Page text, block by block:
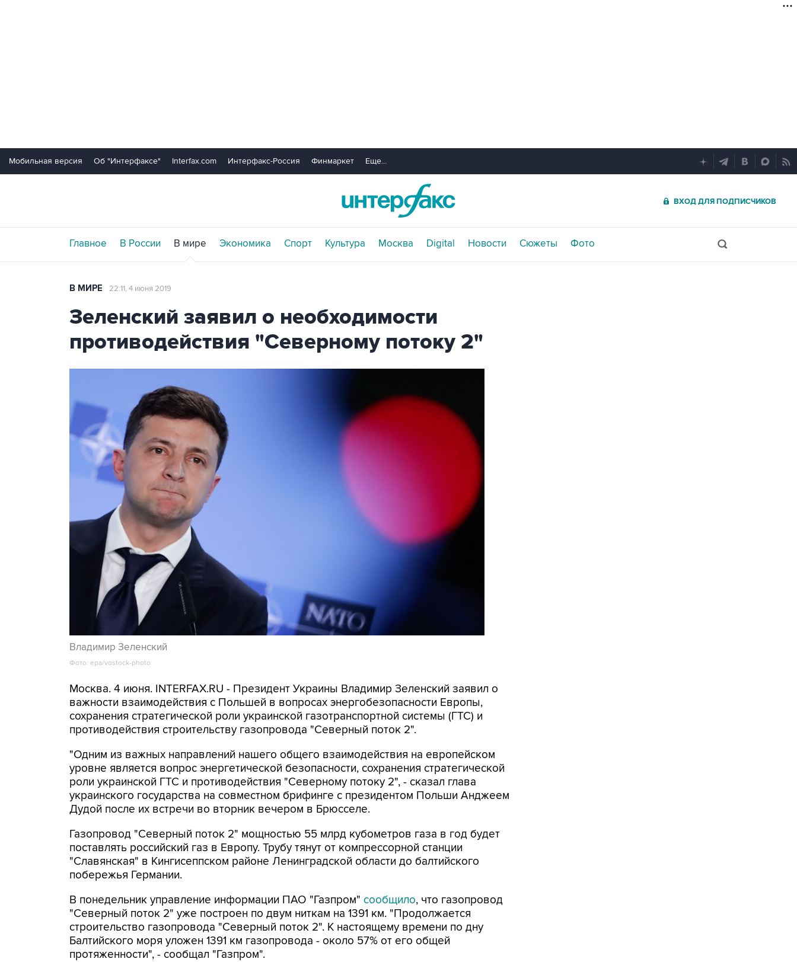
Мобильная версия Об "Интерфаксе" Interfax.com Интерфакс-Россия Финмаркет Еще...
ВХОД ДЛЯ ПОДПИСЧИКОВ
Главное В России В мире Экономика Спорт Культура Москва Digital Новости Сюжеты Фото
В МИРЕ 22:11, 4 июня 2019
Зеленский заявил о необходимости
противодействия "Северному потоку 2"
Владимир Зеленский
Фото: epa/vostock-photo
Москва. 4 июня. INTERFAX.RU - Президент Украины Владимир Зеленский заявил о
важности взаимодействия с Польшей в вопросах энергобезопасности Европы,
сохранения стратегической роли украинской газотранспортной системы (ГТС) и
противодействия строительству газопровода "Северный поток 2".
"Одним из важных направлений нашего общего взаимодействия на европейском
уровне является вопрос энергетической безопасности, сохранения стратегической
роли украинской ГТС и противодействия "Северному потоку 2", - сказал глава
украинского государства на совместном брифинге с президентом Польши Анджеем
Дудой после их встречи во вторник вечером в Брюсселе.
Газопровод "Северный поток 2" мощностью 55 млрд кубометров газа в год будет
поставлять российский газ в Европу. Трубу тянут от компрессорной станции
"Славянская" в Кингисеппском районе Ленинградской области до балтийского
побережья Германии.
В понедельник управление информации ПАО "Газпром" сообщило, что газопровод
"Северный поток 2" уже построен по двум ниткам на 1391 км. "Продолжается
строительство газопровода "Северный поток 2". К настоящему времени по дну
Балтийского моря уложен 1391 км газопровода - около 57% от его общей
протяженности", - сообщал "Газпром".